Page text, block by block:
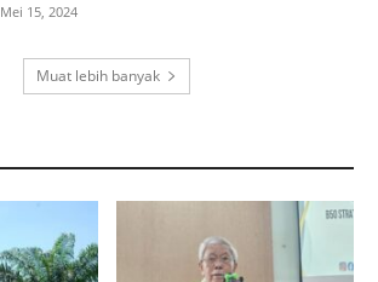
Mei 15, 2024
Muat lebih banyak